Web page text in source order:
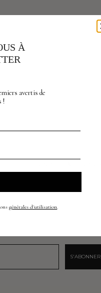
S'ABONNER
À
avertisde
!
générales d'utilisation.